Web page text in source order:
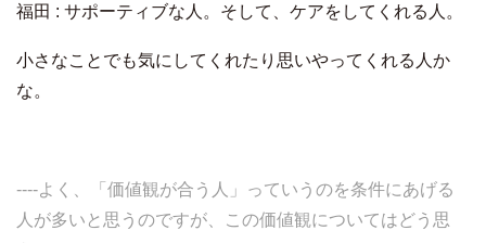
福田 : サポーティブな人。そして、ケアをしてくれる人。
小さなことでも気にしてくれたり思いやってくれる人か
な。
----よく、「価値観が合う人」っていうのを条件にあげる
人が多いと思うのですが、この価値観についてはどう思